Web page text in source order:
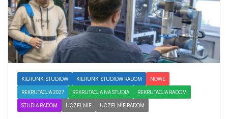
KIERUNKI STUDIÓW KIERUNKI STUDIÓW RADOM NOWE
REKRUTACJA 2027 REKRUTACJA NA STUDIA REKRUTACJA RADOM
STUDIA RADOM UCZELNIE UCZELNIE RADOM